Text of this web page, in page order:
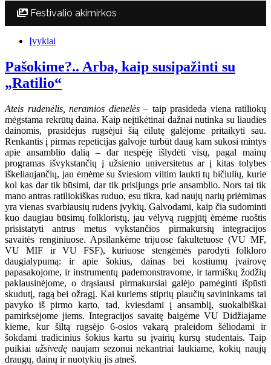
Festivalio akimirkos
Įvykiai
Pašokime?.. Arba, kaip susipažinti su
„Ratilio“
Ateis rudenėlis, neramios dienelės– taip prasideda viena ratiliokų
mėgstama rekrūtų daina. Kaip neįtikėtinai dažnai nutinka su liaudies
dainomis, prasidėjus rugsėjui šią eilutę galėjome pritaikyti sau.
Renkantis į pirmas repeticijas galvoje turbūt daug kam sukosi mintys
apie ansamblio dalią – dar nespėję išlydėti visų, pagal mainų
programas išvykstančių į užsienio universitetus ar į kitas tolybes
iškeliaujančių, jau ėmėme su šviesiom viltim laukti tų bičiulių, kurie
kol kas dar tik būsimi, dar tik prisijungs prie ansamblio. Nors tai tik
mano antras ratiliokiškas ruduo, esu tikra, kad naujų narių priėmimas
yra vienas svarbiausių rudens įvykių. Galvodami, kaip čia sudominti
kuo daugiau būsimų folkloristų, jau vėlyvą rugpjūtį ėmėme ruoštis
prisistatyti antrus metus vykstančios pirmakursių integracijos
savaitės renginiuose. Apsilankėme trijuose fakultetuose (VU MF,
VU MIF ir VU FSF), kuriuose stengėmės parodyti folkloro
daugialypumą: ir apie šokius, dainas bei kostiumų įvairovę
papasakojome, ir instrumentų pademonstravome, ir tarmiškų žodžių
paklausinėjome, o drąsiausi pirmakursiai galėjo pamėginti išpūsti
skudutį, ragą bei ožragį. Kai kuriems stiprių plaučių savininkams tai
pavyko iš pirmo karto, tad, kviesdami į ansamblį, suokalbiškai
pamirksėjome jiems. Integracijos savaitę baigėme VU Didžiajame
kieme, kur šiltą rugsėjo 6-osios vakarą praleidom šėliodami ir
šokdami tradicinius šokius kartu su įvairių kursų studentais. Taip
puikiai užsivedę naujam sezonui nekantriai laukiame, kokių naujų
draugų, dainų ir nuotykių jis atneš.